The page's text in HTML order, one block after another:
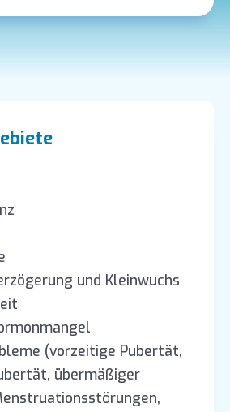
und Kleinwuchs
(vorzeitige Pubertät,
übermäßiger